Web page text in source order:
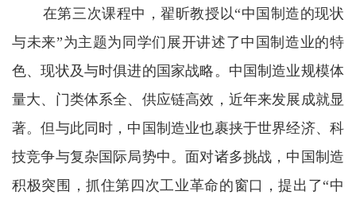
在第三次课程中，翟昕教授以“中国制造的现状
与未来”为主题为同学们展开讲述了中国制造业的特
色、现状及与时俱进的国家战略。中国制造业规模体
量大、门类体系全、供应链高效，近年来发展成就显
著。但与此同时，中国制造业也裹挟于世界经济、科
技竞争与复杂国际局势中。面对诸多挑战，中国制造
积极突围，抓住第四次工业革命的窗口，提出了“中